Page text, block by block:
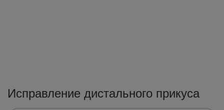
Исправление дистального прикуса